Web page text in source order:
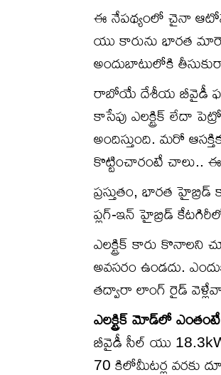
ఈ నేపథ్యంలో చైనా
యు కారును భారత
అందుబాటులోకి
రాబోయే దేశీయ బీవైడీ ఫస్ట్
కాసేపు ఎలక్ట్రిక్ లేదా
అందిస్తుంది. మరో
కొట్టించారంటే చాలు.. ఈ
ప్రస్తుతం, భారత
ప్లగ్-ఇన్ హైబ్రిడ్
ఎలక్ట్రిక్ కారు కొనాలని
అవసరం ఉండదు.
తద్వారా లాంగ్ రైడ్
ఎలక్ట్రిక్ మోడ్‌లో
బీవైడీ సీల్ యు
70 కిలోమీటర్ల వరకు